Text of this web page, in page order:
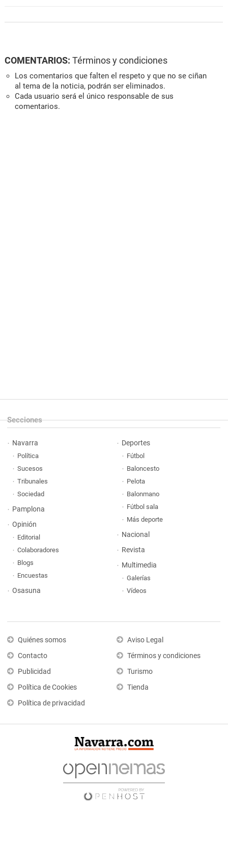
COMENTARIOS: Términos y condiciones
Los comentarios que falten el respeto y que no se ciñan
al tema de la noticia, podrán ser eliminados.
Cada usuario será el único responsable de sus
comentarios.
Secciones
Navarra
Política
Sucesos
Tribunales
Sociedad
Pamplona
Opinión
Editorial
Colaboradores
Blogs
Encuestas
Osasuna
Deportes
Fútbol
Baloncesto
Pelota
Balonmano
Fútbol sala
Más deporte
Nacional
Revista
Multimedia
Galerías
Vídeos
Quiénes somos
Contacto
Publicidad
Política de Cookies
Política de privacidad
Aviso Legal
Términos y condiciones
Turismo
Tienda